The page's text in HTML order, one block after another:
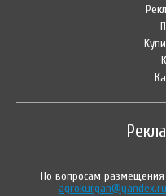
По вопросам
agrokurgan@yandex.ru